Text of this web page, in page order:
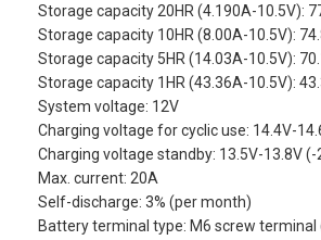
Storage capacity 20HR (4.190A-10.5V):
Storage capacity 10HR (8.00A-10.5V):
Storage capacity 5HR (14.03A-10.5V):
Storage capacity 1HR (43.36A-10.5V):
System voltage: 12V
Charging voltage for cyclic use: 14.4V-
Charging voltage standby: 13.5V-13.8V (-
Max. current: 20A
Self-discharge: 3% (per month)
Battery terminal type: M6 screw terminal